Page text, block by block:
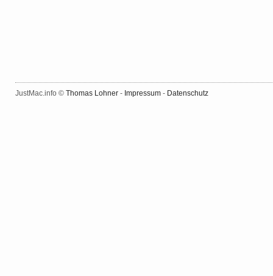
JustMac.info © Thomas Lohner - Impressum - Datenschutz